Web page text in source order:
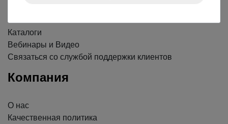
Скачать
Каталоги
Вебинары и Видео
Связаться со службой поддержки клиентов
Компания
О нас
Качественная политика